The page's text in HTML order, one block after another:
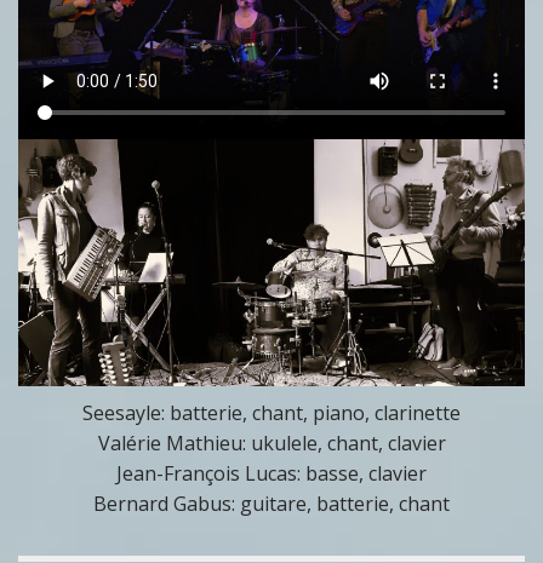
Seesayle: batterie, chant, piano, clarinette
Valérie Mathieu: ukulele, chant, clavier
Jean-François Lucas: basse, clavier
Bernard Gabus: guitare, batterie, chant